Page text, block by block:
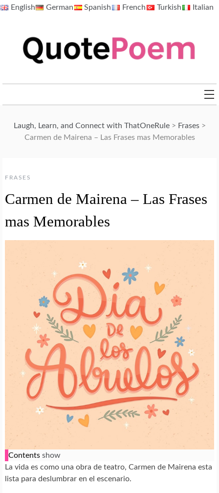
SkipEnglish German Spanish French Turkish Italian
Laugh, Learn, and Connect with ThatOneRule> Frases>
Carmen de Mairena – Las Frases mas Memorables
FRASES
Carmen de Mairena – Las Frases
mas Memorables
Contents show
La vida es como una obra de teatro, Carmen de Mairena esta
lista para deslumbrar en el escenario.